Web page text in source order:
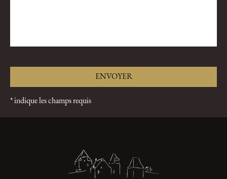
* indique les champs requis